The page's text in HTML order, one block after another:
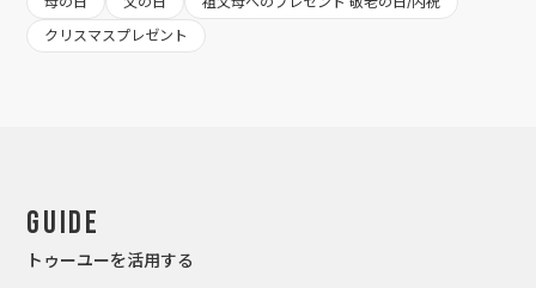
クリスマスプレゼント
Guide
トゥーユーを活用する